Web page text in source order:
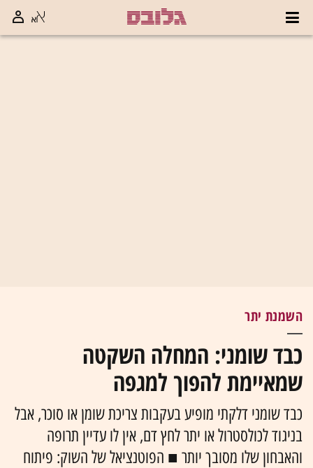
השמנת יתר
כבד שומני: המחלה השקטה
שמאיימת להפוך למגפה
כבד שומני דלקתי מופיע בעקבות צריכת שומן או סוכר, אבל
בניגוד לכולסטרול או יתר לחץ דם, אין לו עדיין תרופה
והאבחון שלו מסובך יותר ■ הפוטנציאל של השוק: פיתוח